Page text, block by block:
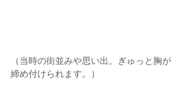
（当時の街並みや思い出。ぎゅっと胸が
締め付けられます。）